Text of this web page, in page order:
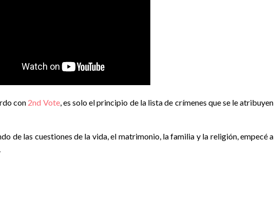
con 2nd Vote, es solo el principio de la lista de crímenes que se le atribuyen
de las cuestiones de la vida, el matrimonio, la familia y la religión, empecé a